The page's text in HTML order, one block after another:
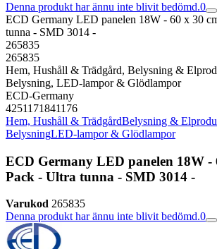
Denna produkt har ännu inte blivit bedömd.0
ECD Germany LED panelen 18W - 60 x 30
tunna - SMD 3014 -
265835
265835
Hem, Hushåll & Trädgård, Belysning &
Belysning, LED-lampor & Glödlampor
ECD-Germany
4251171841176
Hem, Hushåll & TrädgårdBelysning &
BelysningLED-lampor & Glödlampor
ECD Germany LED panelen 18W -
Pack - Ultra tunna - SMD 3014 -
Varukod 265835
Denna produkt har ännu inte blivit bedömd.0